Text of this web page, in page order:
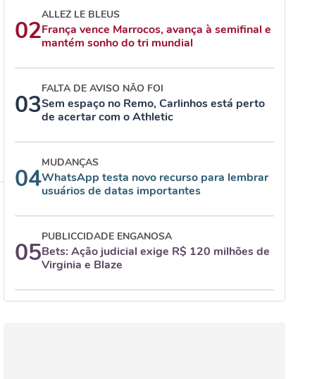
02
ALLEZ LE BLEUS
França vence Marrocos, avança à semifinal e
mantém sonho do tri mundial
03
FALTA DE AVISO NÃO FOI
Sem espaço no Remo, Carlinhos está perto
de acertar com o Athletic
04
MUDANÇAS
WhatsApp testa novo recurso para lembrar
usuários de datas importantes
05
PUBLICCIDADE ENGANOSA
Bets: Ação judicial exige R$ 120 milhões de
Virginia e Blaze